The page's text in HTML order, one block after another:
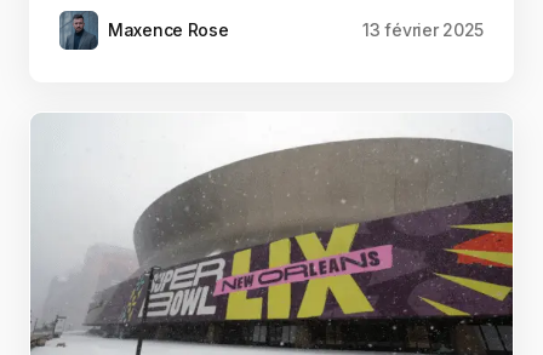
Maxence Rose 13 février 2025